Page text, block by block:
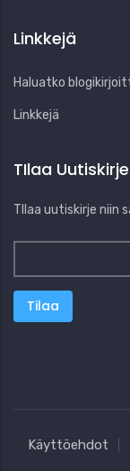
Linkkejä
Haluatko
Linkkejä
TIlaa Uutiskirje
TIlaa uutiskirje niin
Käyttöehdot